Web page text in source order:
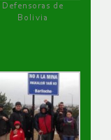
Defensoras de
Bolivia